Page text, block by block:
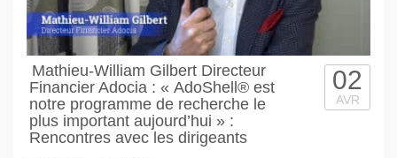
Mathieu-William Gilbert Directeur
Financier Adocia : « AdoShell® est
notre programme de recherche le
plus important aujourd’hui » :
Rencontres avec les dirigeants
02
AVR